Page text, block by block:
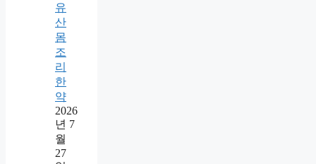
유
산
몸
조
리
한
약
2026
년 7
월
27